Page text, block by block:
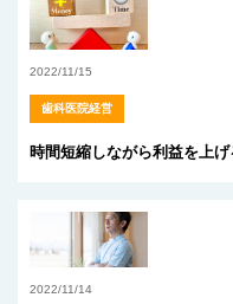
2022/11/15
歯科医院経営
時間短縮しながら利益を上
2022/11/14